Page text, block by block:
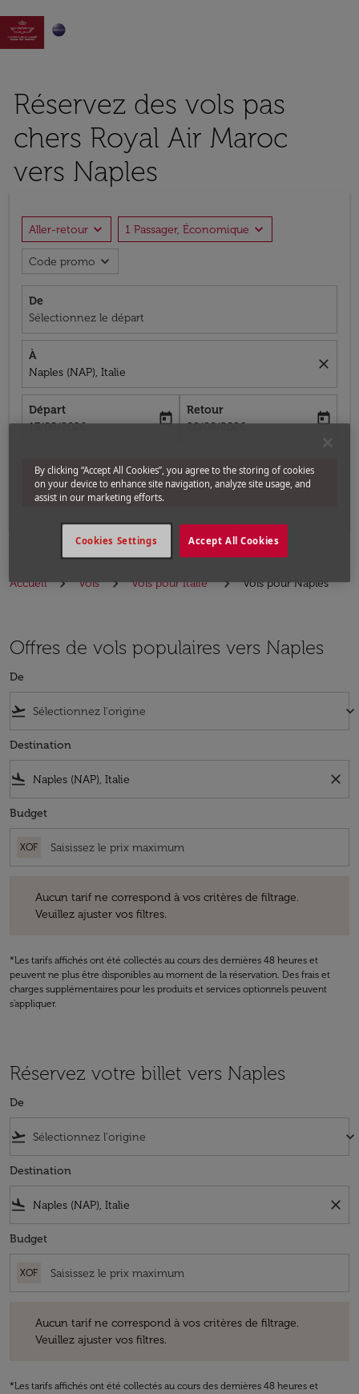

Réservez des vols pas
chers Royal Air Maroc
vers Naples
Aller-retour expand_more 1 Passager, Économique expand_more
Code promo expand_more
De
Sélectionnez le départ
À
Naples (NAP), Italie
close
Départ
fc-booking-departure-date-aria-label
13/08/2026
today
Retour
fc-booking-return-date-aria-label
20/08/2026
today
Chercher
Accueil Vols Vols pour Italie Vols pour Naples
Offres de vols populaires vers Naples
De
flight_takeoff keyboard_arrow_down
Destination
flight_land close
Budget
XOF
Aucun tarif ne correspond à vos critères de filtrage.
Veuillez ajuster vos filtres.
*Les tarifs affichés ont été collectés au cours des dernières 48 heures et
peuvent ne plus être disponibles au moment de la réservation. Des frais et
charges supplémentaires pour les produits et services optionnels peuvent
s'appliquer.
Réservez votre billet vers Naples
De
flight_takeoff keyboard_arrow_down
Destination
flight_land close
Budget
XOF
Aucun tarif ne correspond à vos critères de filtrage.
Veuillez ajuster vos filtres.
*Les tarifs affichés ont été collectés au cours des dernières 48 heures et
By clicking “Accept All Cookies”, you agree to the storing of cookies
on your device to enhance site navigation, analyze site usage, and
assist in our marketing efforts.
Accept All Cookies
Cookies Settings